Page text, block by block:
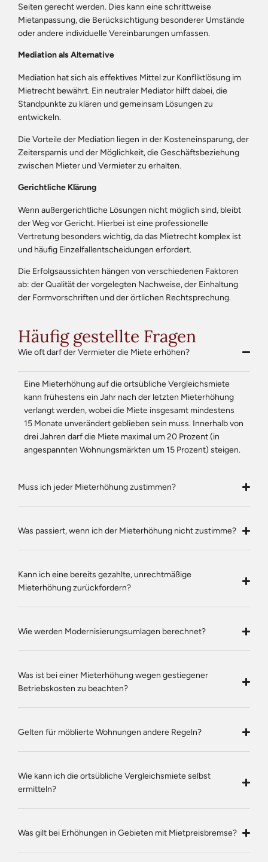
Seiten gerecht werden. Dies kann eine schrittweise
Mietanpassung, die Berücksichtigung besonderer Umstände
oder andere individuelle Vereinbarungen umfassen.
Mediation als Alternative
Mediation hat sich als effektives Mittel zur Konfliktlösung im
Mietrecht bewährt. Ein neutraler Mediator hilft dabei, die
Standpunkte zu klären und gemeinsam Lösungen zu
entwickeln.
Die Vorteile der Mediation liegen in der Kosteneinsparung, der
Zeitersparnis und der Möglichkeit, die Geschäftsbeziehung
zwischen Mieter und Vermieter zu erhalten.
Gerichtliche Klärung
Wenn außergerichtliche Lösungen nicht möglich sind, bleibt
der Weg vor Gericht. Hierbei ist eine professionelle
Vertretung besonders wichtig, da das Mietrecht komplex ist
und häufig Einzelfallentscheidungen erfordert.
Die Erfolgsaussichten hängen von verschiedenen Faktoren
ab: der Qualität der vorgelegten Nachweise, der Einhaltung
der Formvorschriften und der örtlichen Rechtsprechung.
Häufig gestellte Fragen
Wie oft darf der Vermieter die Miete erhöhen?
Eine Mieterhöhung auf die ortsübliche Vergleichsmiete
kann frühestens ein Jahr nach der letzten Mieterhöhung
verlangt werden, wobei die Miete insgesamt mindestens
15 Monate unverändert geblieben sein muss. Innerhalb von
drei Jahren darf die Miete maximal um 20 Prozent (in
angespannten Wohnungsmärkten um 15 Prozent) steigen.
Muss ich jeder Mieterhöhung zustimmen?
Was passiert, wenn ich der Mieterhöhung nicht zustimme?
Kann ich eine bereits gezahlte, unrechtmäßige
Mieterhöhung zurückfordern?
Wie werden Modernisierungsumlagen berechnet?
Was ist bei einer Mieterhöhung wegen gestiegener
Betriebskosten zu beachten?
Gelten für möblierte Wohnungen andere Regeln?
Wie kann ich die ortsübliche Vergleichsmiete selbst
ermitteln?
Was gilt bei Erhöhungen in Gebieten mit Mietpreisbremse?